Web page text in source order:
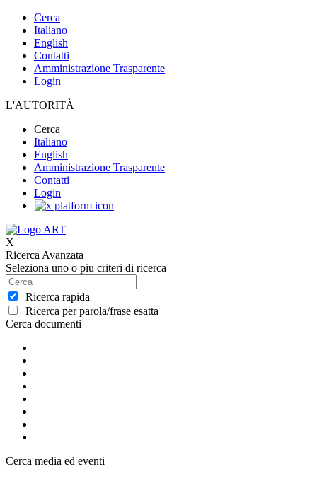
Cerca
Italiano
English
Contatti
Amministrazione Trasparente
Login
L'AUTORITÀ
Cerca
Italiano
English
Amministrazione Trasparente
Contatti
Login
X
Ricerca Avanzata
Seleziona uno o piu criteri di ricerca
Ricerca rapida
Ricerca per parola/frase esatta
Cerca documenti
Cerca media ed eventi